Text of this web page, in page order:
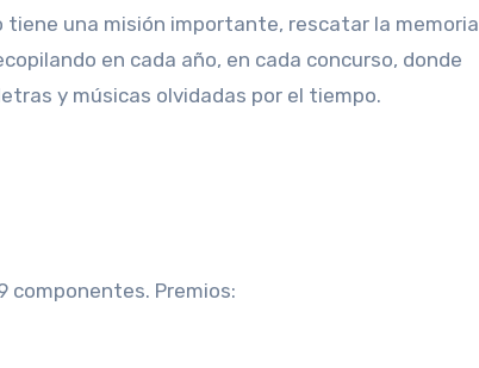
tiene una misión importante, rescatar la memoria
en cada año, en cada concurso, donde
y músicas olvidadas por el tiempo.
componentes. Premios: